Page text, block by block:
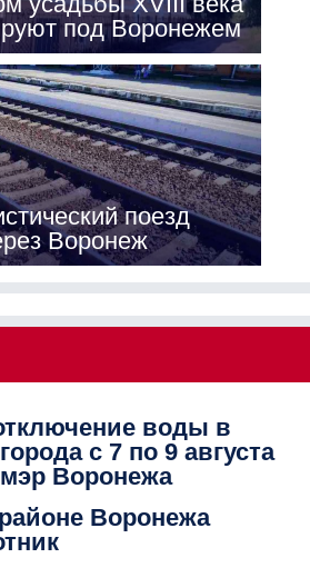
под Воронежем
поезд
Воронеж
воды в
с 7 по 9 августа
Воронежа
Воронежа